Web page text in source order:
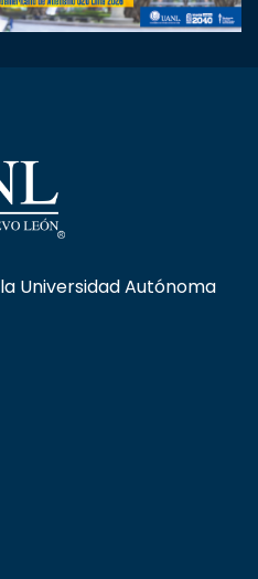
Universidad Autónoma